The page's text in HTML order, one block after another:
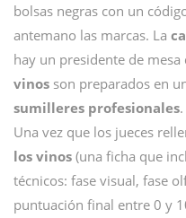
bolsas negras con un
antemano las marcas. La
hay un presidente de
vinos son preparados en
sumilleres profesionales.
Una vez que los jueces
los vinos (una ficha que
técnicos: fase visual, fase
puntuación final entre 0 y